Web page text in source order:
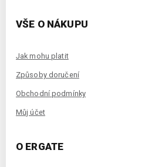
VŠE O NÁKUPU
Jak mohu platit
Způsoby doručení
Obchodní podmínky
Můj účet
O ERGATE